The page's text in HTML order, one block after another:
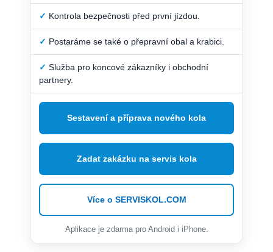
✓ Kontrola bezpečnosti před první jízdou.
✓ Postaráme se také o přepravní obal a krabici.
✓ Služba pro koncové zákazníky i obchodní
partnery.
Sestavení a příprava nového kola
Zadat zakázku na servis kola
Více o SERVISKOL.COM
Aplikace je zdarma pro Android i iPhone.